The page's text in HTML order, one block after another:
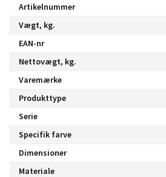
Artikelnummer
Vægt, kg.
EAN-nr
Nettovægt, kg.
Varemærke
Produkttype
Serie
Specifik farve
Dimensioner
Materiale